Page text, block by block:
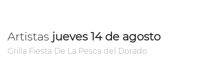
Artistas jueves 14 de agosto
Grilla Fiesta De La Pesca del Dorado